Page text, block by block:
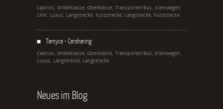
Cabrios, Mittelklasse, Oberklasse, Transporter/Bus, Kleinwagen,
LKW, Luxus, Langstrecke, Kurzstrecke, Langstrecke, Kurzstrecke
Tamyca - Carsharing
Cabrios, Mittelklasse, Oberklasse, Transporter/Bus, Kleinwagen,
Luxus, Langstrecke, Langstrecke
Neues im Blog